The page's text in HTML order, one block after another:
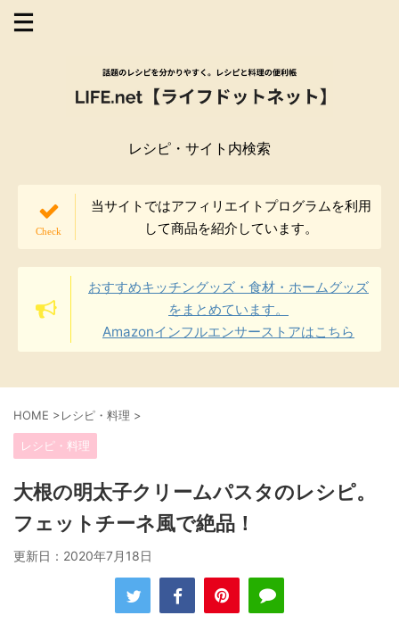
レシピ・サイト内検索
当サイトではアフィリエイトプログラムを利用
して商品を紹介しています。
おすすめキッチングッズ・食材・ホームグッズ
をまとめています。
Amazonインフルエンサーストアはこちら
HOME >レシピ・料理 >
レシピ・料理
大根の明太子クリームパスタのレシピ。
フェットチーネ風で絶品！
更新日： 2020年7月18日